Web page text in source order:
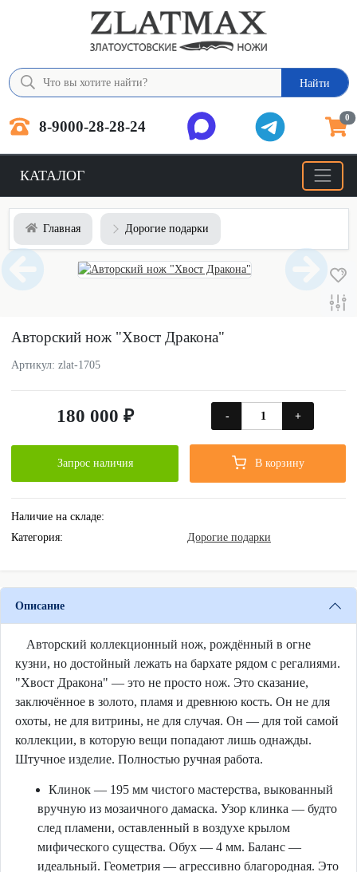
Найти
8-9000-28-28-24 0
КАТАЛОГ
Главная Дорогие подарки
Авторский нож "Хвост Дракона"
Артикул: zlat-1705
180 000 ₽ - +
Запрос наличия В корзину
Наличие на складе:
Категория:
Дорогие подарки
Описание
Авторский коллекционный нож, рождённый в огне
кузни, но достойный лежать на бархате рядом с регалиями.
"Хвост Дракона" — это не просто нож. Это сказание,
заключённое в золото, пламя и древнюю кость. Он не для
охоты, не для витрины, не для случая. Он — для той самой
коллекции, в которую вещи попадают лишь однажды.
Штучное изделие. Полностью ручная работа.
Клинок — 195 мм чистого мастерства, выкованный
вручную из мозаичного дамаска. Узор клинка — будто
след пламени, оставленный в воздухе крылом
мифического существа. Обух — 4 мм. Баланс —
идеальный. Геометрия — агрессивно благородная. Это